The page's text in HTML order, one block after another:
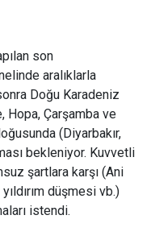
son
aralıklarla
Doğu Karadeniz
Hopa, Çarşamba ve
(Diyarbakır,
bekleniyor. Kuvvetli
şartlara karşı (Ani
düşmesi vb.)
istendi.